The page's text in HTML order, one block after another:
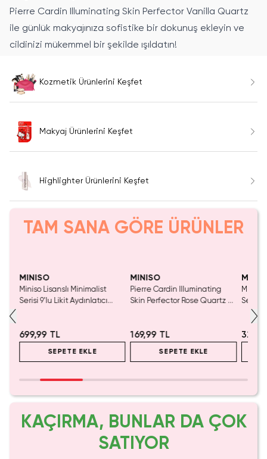
Pierre Cardin Illuminating Skin Perfector Vanilla Quartz
ile günlük makyajınıza sofistike bir dokunuş ekleyin ve
cildinizi mükemmel bir şekilde ışıldatın!
Kozmetik Ürünlerini Keşfet
Makyaj Ürünlerini Keşfet
Highlighter Ürünlerini Keşfet
TAM SANA GÖRE ÜRÜNLER
MINISO
Miniso Lisanslı Minimalist
Serisi 9'lu Likit Aydınlatıcı
Highlighter
699,99 TL
SEPETE EKLE
MINISO
Pierre Cardin Illuminating
Skin Perfector Rose Quartz –
169,99 TL
SEPETE EKLE
Miniso
Serisi
KAÇIRMA, BUNLAR DA ÇOK
SATIYOR